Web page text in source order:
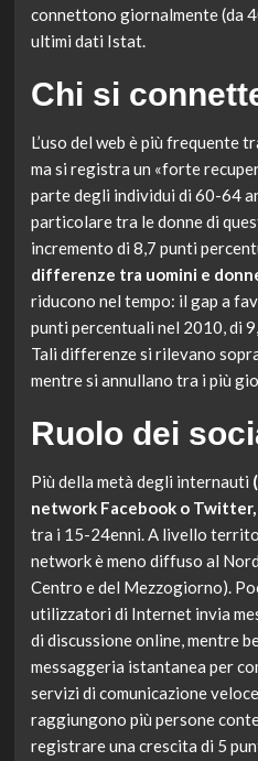
connettono giornalmente (da
ultimi dati Istat.
Chi si
L’uso del web è più frequente
ma si registra un «forte
parte degli individui di 60-64
particolare tra le donne di
incremento di 8,7 punti
differenze tra uomini e
riducono nel tempo: il gap a
punti percentuali nel 2010, di
Tali differenze si rilevano
mentre si annullano tra i più
Ruolo dei
Più della metà degli internauti
network Facebook o Twitter,
tra i 15-24enni. A livello
network è meno diffuso al
Centro e del Mezzogiorno).
utilizzatori di Internet invia
di discussione online, mentre
messaggeria istantanea per
servizi di comunicazione
raggiungono più persone
registrare una crescita di 5